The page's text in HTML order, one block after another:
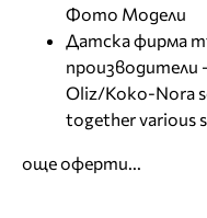
Фото Модели
Датска фирма
производители
Oliz/Koko-Nora
together various
още оферти...